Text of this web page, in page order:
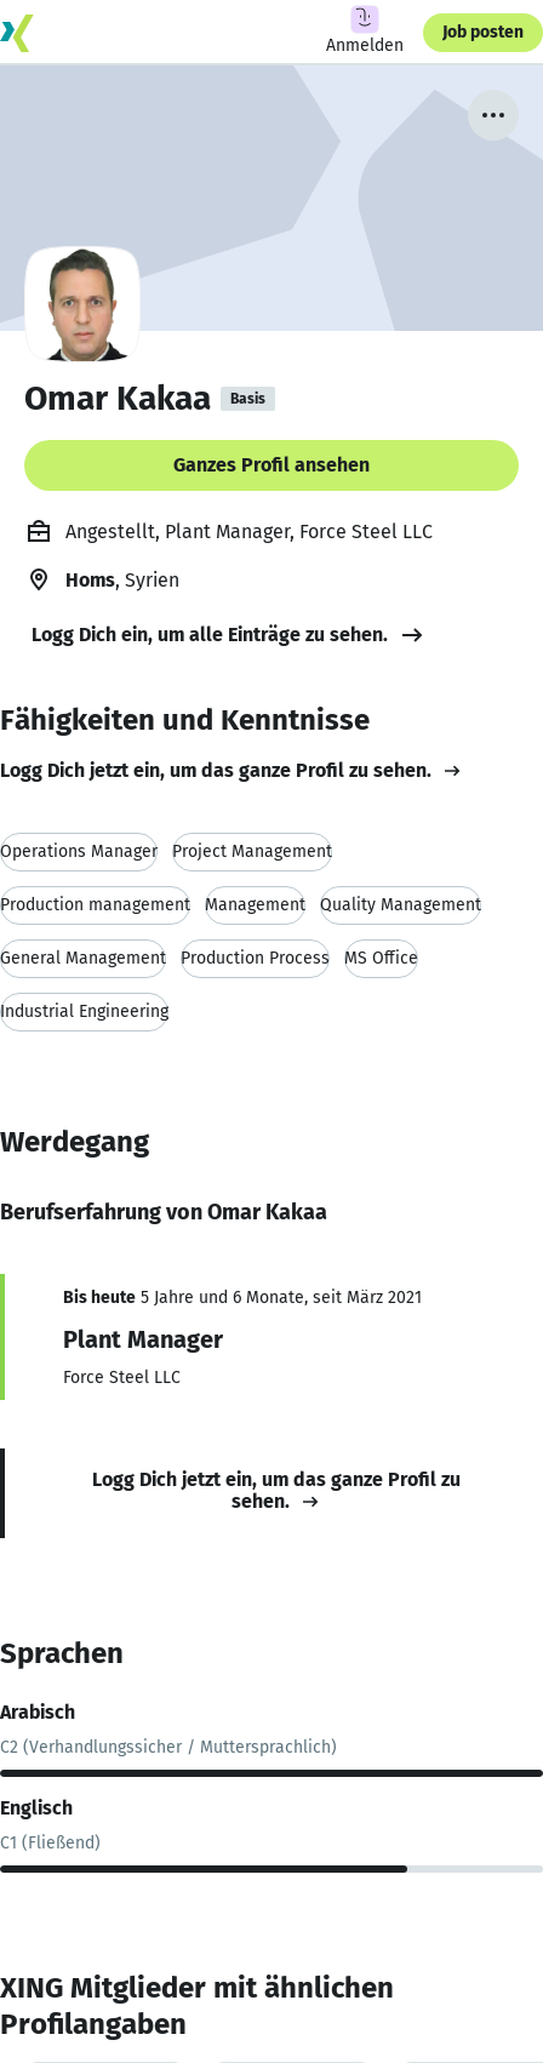
Anmelden
Job posten
Omar Kakaa Basis
Ganzes Profil ansehen
Angestellt, Plant Manager, Force Steel LLC
Homs, Syrien
Logg Dich ein, um alle Einträge zu sehen.
Fähigkeiten und Kenntnisse
Logg Dich jetzt ein, um das ganze Profil zu sehen.
Operations Manager Project Management
Production management Management Quality Management
General Management Production Process MS Office
Industrial Engineering
Werdegang
Berufserfahrung von Omar Kakaa
Bis heute 5 Jahre und 6 Monate, seit März 2021
Plant Manager
Force Steel LLC
Logg Dich jetzt ein, um das ganze Profil zu
sehen.
Sprachen
Arabisch
C2 (Verhandlungssicher / Muttersprachlich)
Englisch
C1 (Fließend)
XING Mitglieder mit ähnlichen
Profilangaben